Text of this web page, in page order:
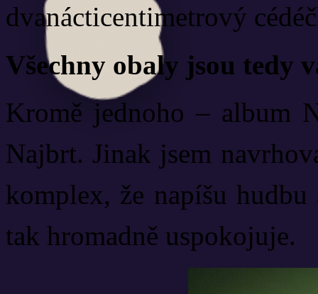
dvanácticentimetrový
Všechny obaly jsou tedy
Kromě jednoho – album
Najbrt. Jinak jsem
komplex, že napíšu
tak hromadně uspokojuje.